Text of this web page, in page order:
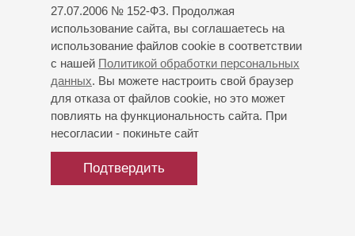
27.07.2006 № 152-ФЗ. Продолжая
использование сайта, вы соглашаетесь на
использование файлов cookie в соответствии
с нашей Политикой обработки персональных
данных. Вы можете настроить свой браузер
для отказа от файлов cookie, но это может
повлиять на функциональность сайта. При
несогласии - покиньте сайт
Подтвердить